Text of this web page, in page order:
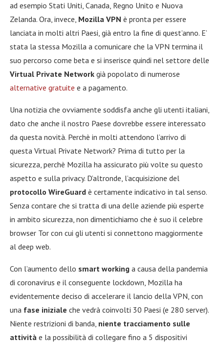
ad esempio Stati Uniti, Canada, Regno Unito e Nuova
Zelanda. Ora, invece, Mozilla VPN è pronta per essere
lanciata in molti altri Paesi, già entro la fine di quest’anno. E’
stata la stessa Mozilla a comunicare che la VPN termina il
suo percorso come beta e si inserisce quindi nel settore delle
Virtual Private Network già popolato di numerose
alternative gratuite e a pagamento.
Una notizia che ovviamente soddisfa anche gli utenti italiani,
dato che anche il nostro Paese dovrebbe essere interessato
da questa novità. Perchè in molti attendono l’arrivo di
questa Virtual Private Network? Prima di tutto per la
sicurezza, perchè Mozilla ha assicurato più volte su questo
aspetto e sulla privacy. D’altronde, l’acquisizione del
protocollo WireGuard è certamente indicativo in tal senso.
Senza contare che si tratta di una delle aziende più esperte
in ambito sicurezza, non dimentichiamo che è suo il celebre
browser Tor con cui gli utenti si connettono maggiormente
al deep web.
Con l’aumento dello smart working a causa della pandemia
di coronavirus e il conseguente lockdown, Mozilla ha
evidentemente deciso di accelerare il lancio della VPN, con
una fase iniziale che vedrà coinvolti 30 Paesi (e 280 server).
Niente restrizioni di banda, niente tracciamento sulle
attività e la possibilità di collegare fino a 5 dispositivi